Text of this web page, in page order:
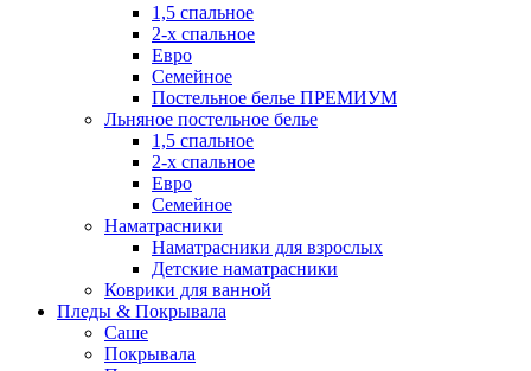
1,5 спальное
2-х спальное
Евро
Семейное
Постельное белье ПРЕМИУМ
Льняное постельное белье
1,5 спальное
2-х спальное
Евро
Семейное
Наматрасники
Наматрасники для взрослых
Детские наматрасники
Коврики для ванной
Пледы & Покрывала
Саше
Покрывала